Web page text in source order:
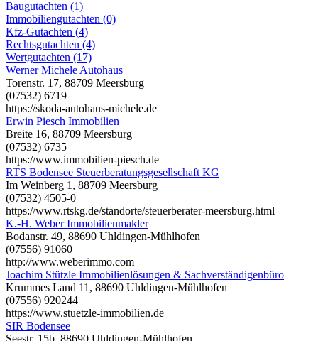
Baugutachten (1)
Immobiliengutachten (0)
Kfz-Gutachten (4)
Rechtsgutachten (4)
Wertgutachten (17)
Werner Michele Autohaus
Torenstr. 17, 88709 Meersburg
(07532) 6719
https://skoda-autohaus-michele.de
Erwin Piesch Immobilien
Breite 16, 88709 Meersburg
(07532) 6735
https://www.immobilien-piesch.de
RTS Bodensee Steuerberatungsgesellschaft KG
Im Weinberg 1, 88709 Meersburg
(07532) 4505-0
https://www.rtskg.de/standorte/steuerberater-meersburg.html
K.-H. Weber Immobilienmakler
Bodanstr. 49, 88690 Uhldingen-Mühlhofen
(07556) 91060
http://www.weberimmo.com
Joachim Stützle Immobilienlösungen & Sachverständigenbüro
Krummes Land 11, 88690 Uhldingen-Mühlhofen
(07556) 920244
https://www.stuetzle-immobilien.de
SIR Bodensee
Seestr. 15b, 88690 Uhldingen-Mühlhofen